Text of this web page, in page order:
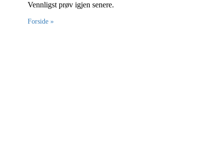
Vennligst prøv igjen senere.
Forside »